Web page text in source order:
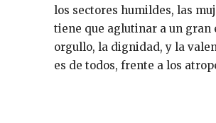
los sectores humildes, las
tiene que aglutinar a un gran
orgullo, la dignidad, y la
es de todos, frente a los